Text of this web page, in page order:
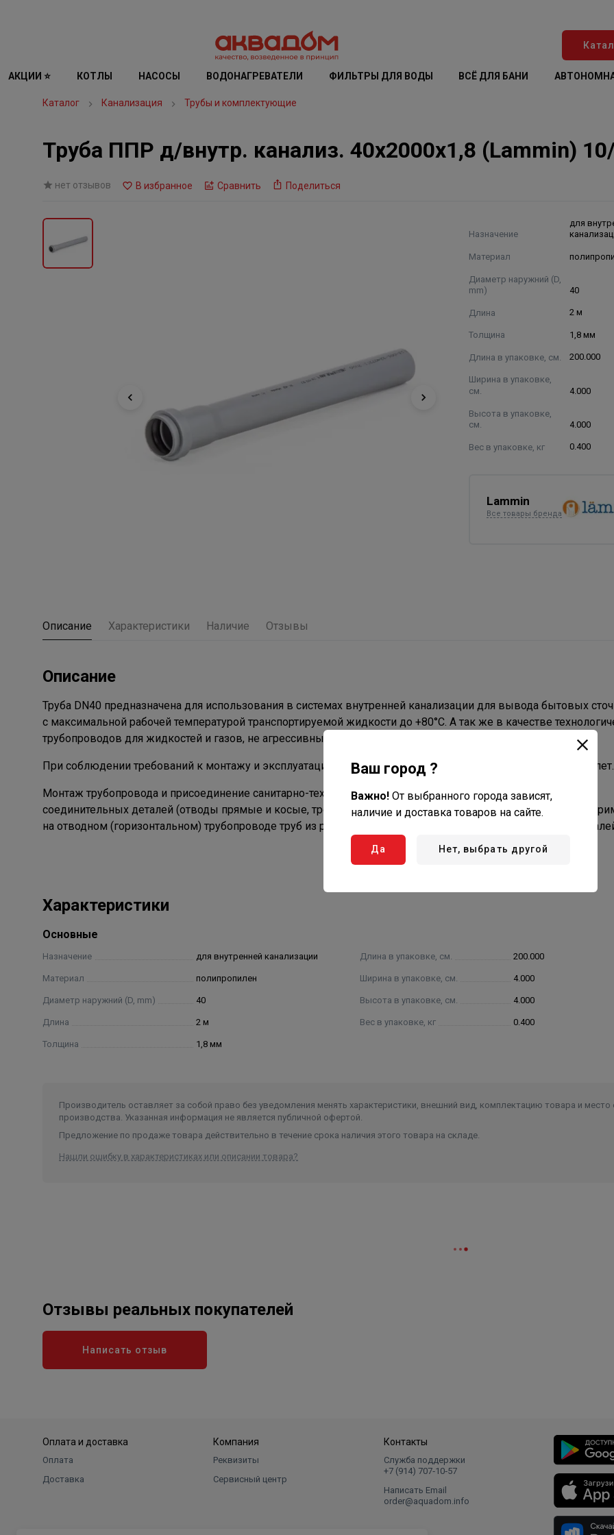
АКЦИИ ⭐ КОТЛЫ НАСОСЫ ВОДОНАГРЕВАТЕЛИ ФИЛЬТРЫ ДЛЯ ВОДЫ ВСЁ ДЛЯ БАНИ
Каталог Канализация Трубы и комплектующие
Труба ППР д/внутр. канализ. 40х2000х1,8 (Lammin)
нет отзывов В избранное Сравнить Поделиться
Назначение
для
Материал
Диаметр наружний (D,
mm)
40
Длина 2 м
Толщина 1,8 мм
Длина в упаковке, см. 200.000
Ширина в упаковке,
см.
4.000
Высота в упаковке,
см.
4.000
Вес в упаковке, кг 0.400
Lammin
Все товары бренда
Описание Характеристики Наличие Отзывы
Описание
Труба DN40 предназначена для использования в системах внутренней канализации для вывода бытовых
с максимальной рабочей температурой транспортируемой жидкости до +80°С. А так же в качестве
трубопроводов для жидкостей и газов, не агрессивных к материалу труб.
При соблюдении требований к монтажу и эксплуатации срок службы трубопровода составит не менее 50 лет.
Монтаж трубопровода и присоединение санитарно-технических приборов осуществляется с помощью
соединительных деталей (отводы прямые и косые, тройники и крестовины, муфты и др.). Не допускается
на отводном (горизонтальном) трубопроводе труб из разных материалов без применения переходных
Характеристики
Основные
Назначение для внутренней канализации
Материал полипропилен
Диаметр наружний (D, mm) 40
Длина 2 м
Толщина 1,8 мм
Длина в упаковке, см. 200.000
Ширина в упаковке, см. 4.000
Высота в упаковке, см. 4.000
Вес в упаковке, кг 0.400
Производитель оставляет за собой право без уведомления менять характеристики, внешний вид, комплектацию товара и место
производства. Указанная информация не является публичной офертой.
Предложение по продаже товара действительно в течение срока наличия этого товара на складе.
Нашли ошибку в характеристиках или описании товара?
Отзывы реальных покупателей
Написать отзыв
Оплата и доставка
Оплата
Доставка
Компания
Реквизиты
Сервисный центр
Контакты
Служба поддержки
+7 (914) 707‑10‑57
Написать Email
order@aquadom.info
Ваш город ?
Важно! От выбранного города зависят,
наличие и доставка товаров на сайте.
Да Нет, выбрать другой